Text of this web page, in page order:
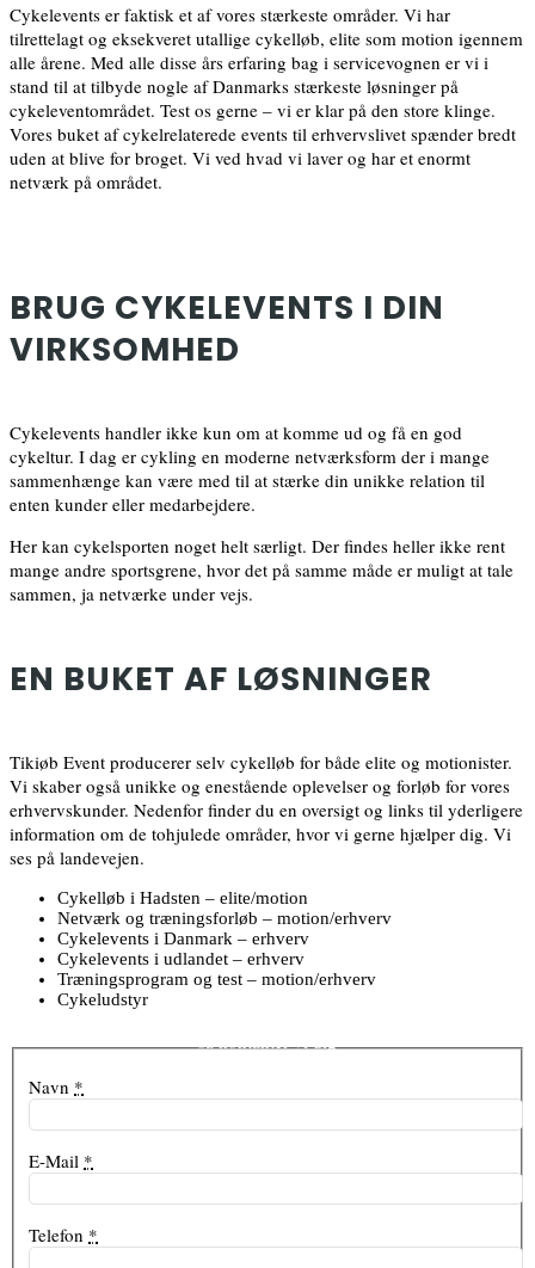
Cykelevents er faktisk et af vores stærkeste områder. Vi har
tilrettelagt og eksekveret utallige cykelløb, elite som motion igennem
alle årene. Med alle disse års erfaring bag i servicevognen er vi i
stand til at tilbyde nogle af Danmarks stærkeste løsninger på
cykeleventområdet. Test os gerne – vi er klar på den store klinge.
Vores buket af cykelrelaterede events til erhvervslivet spænder bredt
uden at blive for broget. Vi ved hvad vi laver og har et enormt
netværk på området.
BRUG CYKELEVENTS I DIN
VIRKSOMHED
Cykelevents handler ikke kun om at komme ud og få en god
cykeltur. I dag er cykling en moderne netværksform der i mange
sammenhænge kan være med til at stærke din unikke relation til
enten kunder eller medarbejdere.
Her kan cykelsporten noget helt særligt. Der findes heller ikke rent
mange andre sportsgrene, hvor det på samme måde er muligt at tale
sammen, ja netværke under vejs.
EN BUKET AF LØSNINGER
Tikiøb Event producerer selv cykelløb for både elite og motionister.
Vi skaber også unikke og enestående oplevelser og forløb for vores
erhvervskunder. Nedenfor finder du en oversigt og links til yderligere
information om de tohjulede områder, hvor vi gerne hjælper dig. Vi
ses på landevejen.
Cykelløb i Hadsten – elite/motion
Netværk og træningsforløb – motion/erhverv
Cykelevents i Danmark – erhverv
Cykelevents i udlandet – erhverv
Træningsprogram og test – motion/erhverv
Cykeludstyr
så kontakter vi dig
Navn *
E-Mail *
Telefon *